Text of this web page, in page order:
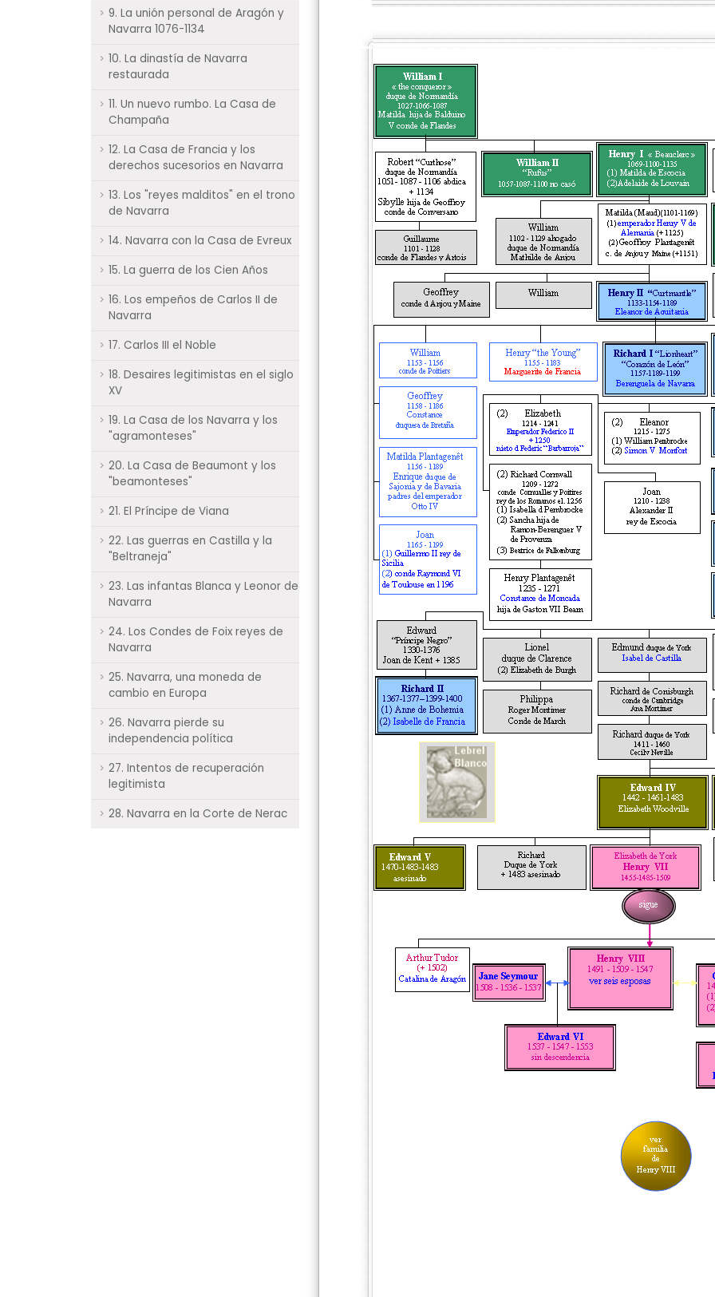
9. La unión personal de Aragón y
Navarra 1076-1134
10. La dinastía de Navarra
restaurada
11. Un nuevo rumbo. La Casa de
Champaña
12. La Casa de Francia y los
derechos sucesorios en Navarra
13. Los "reyes malditos" en el trono
de Navarra
14. Navarra con la Casa de Evreux
15. La guerra de los Cien Años
16. Los empeños de Carlos II de
Navarra
17. Carlos III el Noble
18. Desaires legitimistas en el siglo
XV
19. La Casa de los Navarra y los
"agramonteses"
20. La Casa de Beaumont y los
"beamonteses"
21. El Príncipe de Viana
22. Las guerras en Castilla y la
"Beltraneja"
23. Las infantas Blanca y Leonor de
Navarra
24. Los Condes de Foix reyes de
Navarra
25. Navarra, una moneda de
cambio en Europa
26. Navarra pierde su
independencia política
27. Intentos de recuperación
legitimista
28. Navarra en la Corte de Nerac